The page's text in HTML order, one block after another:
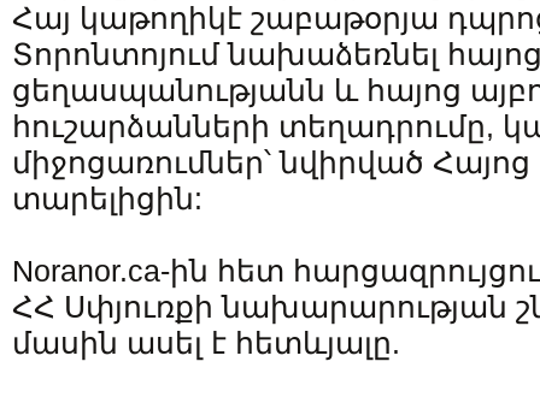
Հայ կաթողիկէ շաբաթօրյա
Տորոնտոյում նախաձեռնել
ցեղասպանությանն և հայոց
հուշարձանների տեղադրումը,
միջոցառումներ՝ նվիրված
տարելիցին:
Noranor.ca-ին հետ
ՀՀ Սփյուռքի նախարարության
մասին ասել է հետևյալը.